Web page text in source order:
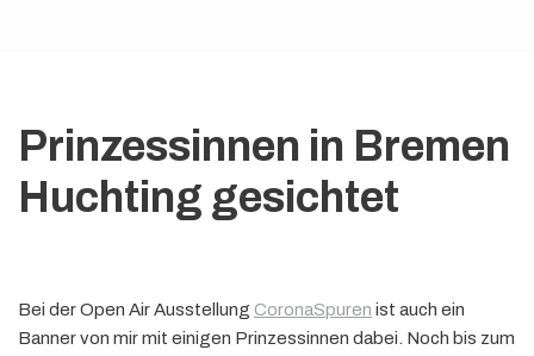
Prinzessinnen in Bremen
Huchting gesichtet
Bei der Open Air Ausstellung CoronaSpuren ist auch ein
Banner von mir mit einigen Prinzessinnen dabei. Noch bis zum